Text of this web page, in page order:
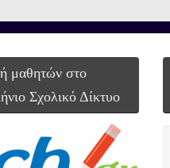
μαθητών στο
Σχολικό Δίκτυο